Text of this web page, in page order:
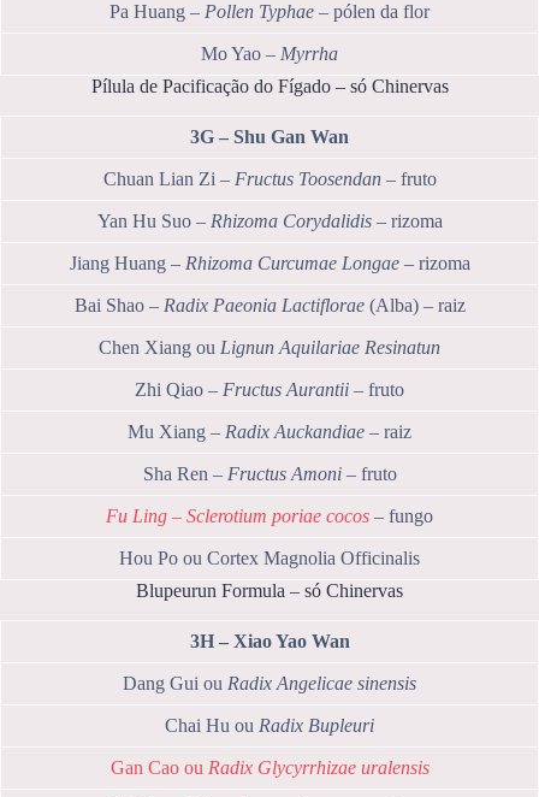
Pa Huang – Pollen Typhae – pólen da flor
Mo Yao – Myrrha
Pílula de Pacificação do Fígado – só Chinervas
3G – Shu Gan Wan
Chuan Lian Zi – Fructus Toosendan– fruto
Yan Hu Suo – Rhizoma Corydalidis– rizoma
Jiang Huang – Rhizoma Curcumae Longae– rizoma
Bai Shao – Radix Paeonia Lactiflorae(Alba) – raiz
Chen Xiang ou Lignun Aquilariae Resinatun
Zhi Qiao – Fructus Aurantii – fruto
Mu Xiang – Radix Auckandiae – raiz
Sha Ren – Fructus Amoni– fruto
Fu Ling – Sclerotium poriae cocos – fungo
Hou Po ou Cortex Magnolia Officinalis
Blupeurun Formula – só Chinervas
3H – Xiao Yao Wan
Dang Gui ou Radix Angelicae sinensis
Chai Hu ou Radix Bupleuri
Gan Cao ou Radix Glycyrrhizae uralensis